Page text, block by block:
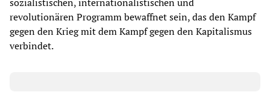
revolutionären Programm bewaffnet sein, das den Kampf
gegen den Krieg mit dem Kampf gegen den Kapitalismus
verbindet.